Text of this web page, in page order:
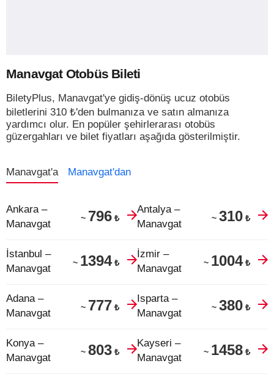
Manavgat Otobüs Bileti
BiletyPlus, Manavgat'ye gidiş-dönüş ucuz otobüs
biletlerini 310 ₺'den bulmanıza ve satın almanıza
yardımcı olur. En popüler şehirlerarası otobüs
güzergahları ve bilet fiyatları aşağıda gösterilmiştir.
Manavgat'a Manavgat'dan
Ankara –
Manavgat
~ 796 ₺
Antalya –
Manavgat
~ 310 ₺
İstanbul –
Manavgat
~ 1394 ₺
İzmir –
Manavgat
~ 1004 ₺
Adana –
Manavgat
~ 777 ₺
Isparta –
Manavgat
~ 380 ₺
Konya –
Manavgat
~ 803 ₺
Kayseri –
Manavgat
~ 1458 ₺